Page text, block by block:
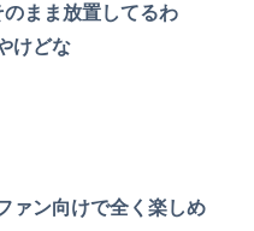
まま放置してるわ
けどな
ァン向けで全く楽しめ